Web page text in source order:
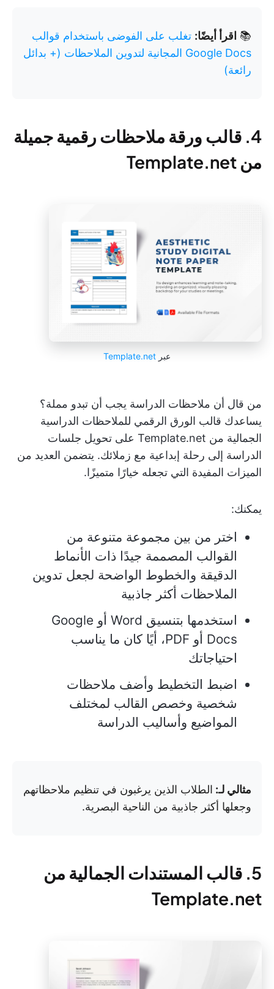
📚 اقرأ أيضًا: تغلب على الفوضى باستخدام قوالب
Google Docs المجانية لتدوين الملاحظات (+ بدائل
رائعة)
4. قالب ورقة ملاحظات رقمية جميلة
من Template.net
عبر Template.net
من قال أن ملاحظات الدراسة يجب أن تبدو مملة؟
يساعدك قالب الورق الرقمي للملاحظات الدراسية
الجمالية من Template.net على تحويل جلسات
الدراسة إلى رحلة إبداعية مع زملائك. يتضمن العديد من
الميزات المفيدة التي تجعله خيارًا متميزًا.
يمكنك:
اختر من بين مجموعة متنوعة من
القوالب المصممة جيدًا ذات الأنماط
الدقيقة والخطوط الواضحة لجعل تدوين
الملاحظات أكثر جاذبية
استخدمها بتنسيق Word أو Google
Docs أو PDF، أيًا كان ما يناسب
احتياجاتك
اضبط التخطيط وأضف ملاحظات
شخصية وخصص القالب لمختلف
المواضيع وأساليب الدراسة
مثالي لـ: الطلاب الذين يرغبون في تنظيم ملاحظاتهم
وجعلها أكثر جاذبية من الناحية البصرية.
5. قالب المستندات الجمالية من
Template.net